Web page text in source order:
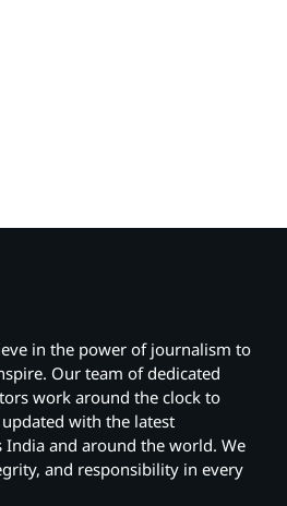
in the power of journalism to
Our team of dedicated
work around the clock to
with the latest
India and around the world. We
and responsibility in every